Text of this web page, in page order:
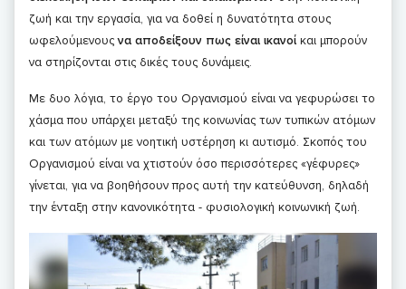
ζωή και την εργασία, για να δοθεί η δυνατότητα στους
ωφελούμενουςνα αποδείξουν πως είναι ικανοί και μπορούν
να στηρίζονται στις δικές τους δυνάμεις.
Με δυο λόγια, το έργο του Οργανισμού είναι να γεφυρώσει το
χάσμα που υπάρχει μεταξύ της κοινωνίας των τυπικών ατόμων
και των ατόμων με νοητική υστέρηση κι αυτισμό. Σκοπός του
Οργανισμού είναι να χτιστούν όσο περισσότερες «γέφυρες»
γίνεται, για να βοηθήσουν προς αυτή την κατεύθυνση, δηλαδή
την ένταξη στην κανονικότητα - φυσιολογική κοινωνική ζωή.